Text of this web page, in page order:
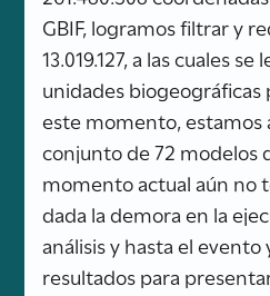
GBIF, logramos filtrar y
13.019.127, a las cuales
unidades biogeográficas
este momento, estamos
conjunto de 72 modelos
momento actual aún no
dada la demora en la
análisis y hasta el
resultados para